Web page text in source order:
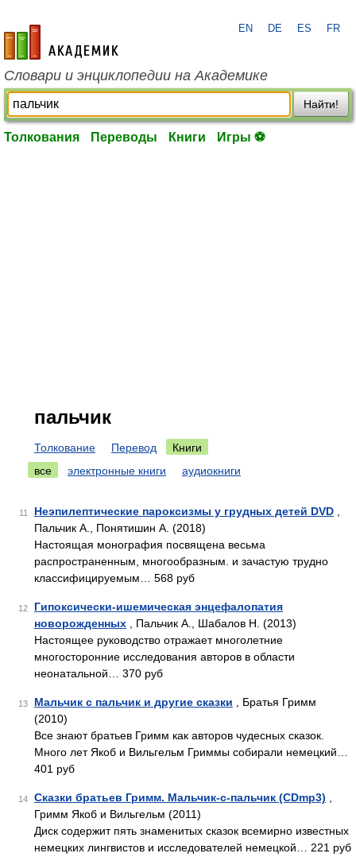
academic.ru
EN DE ES FR
Словари и энциклопедии на Академике
Найти!
Толкования Переводы Книги Игры ⚽
пальчик
Толкование Перевод
Книги
все
электронные книги аудиокниги
11 Неэпилептические пароксизмы у грудных детей DVD
Пальчик А., Понятишин А. (2018)
Настоящая монография посвящена весьма
распространенным, многообразным. и зачастую трудно
классифицируемым… 568 руб
12
Гипоксически-ишемическая энцефалопатия
новорожденных , Пальчик А., Шабалов Н. (2013)
Настоящее руководство отражает многолетние
многосторонние исследования авторов в области
неонатальной… 370 руб
13 Мальчик с пальчик и другие сказки , Братья Гримм
(2010)
Все знают братьев Гримм как авторов чудесных сказок.
Много лет Якоб и Вильгельм Гриммы собирали немецкий…
401 руб
14 Сказки братьев Гримм. Мальчик-с-пальчик (CDmp3)
Гримм Якоб и Вильгельм (2011)
Диск содержит пять знаменитых сказок всемирно известных
немецких лингвистов и исследователей немецкой… 221 руб